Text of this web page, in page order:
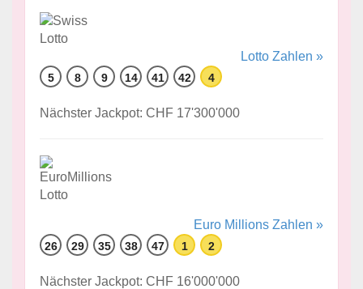
Lotto Zahlen »
5 8 9 14 41 42 4
Nächster Jackpot: CHF 17'300'000
Euro Millions Zahlen »
26 29 35 38 47 1 2
Nächster Jackpot: CHF 16'000'000